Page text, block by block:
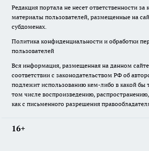
Редакция портала не несет ответственности
материалы пользователей, размещенные на
субдоменах.
Политика конфиденциальности и обработки
пользователей
Вся информация, размещенная на данном
соответствии с законодательством РФ об
подлежит использованию кем-либо в какой бы
том числе воспроизведению,
как с письменного разрешения
16+